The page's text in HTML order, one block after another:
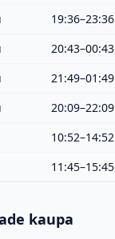
19:36–23:36
20:43–00:43
21:49–01:49
20:09–22:09
10:52–14:52
11:45–15:45
kaupa